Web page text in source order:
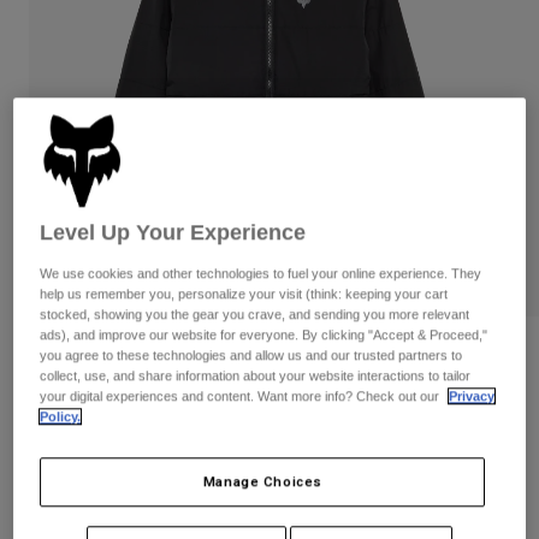
Byxor
Shorts
Jackor
Handskar
Skydd
Goggles
Strumpor
Tillbehör
Byxor
Handskar
Jackor
Strumpor
Väskor & tillbehör
Women
T-Shirts & Tops
Hoodies och pullovers
Jackor
Byxor & Shorts
Shirts
Visa alla
Youth
Sockor
Visa alla
Moto
Hjälmar
Jerseys
Pants
Botas
Goggles
Womens Ridgeway Lite Jacket
Produktnummer36490
1.749 kr
Level Up Your Experience
We use cookies and other technologies to fuel your online experience. They
help us remember you, personalize your visit (think: keeping your cart
stocked, showing you the gear you crave, and sending you more relevant
ads), and improve our website for everyone. By clicking "Accept & Proceed,"
you agree to these technologies and allow us and our trusted partners to
collect, use, and share information about your website interactions to tailor
your digital experiences and content. Want more info? Check out our
Privacy
Policy.
Manage Choices